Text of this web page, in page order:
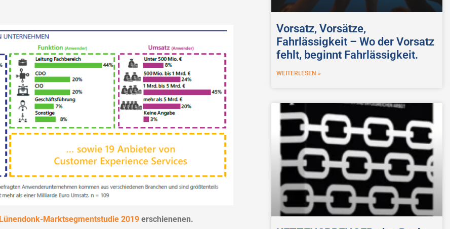
Lünendonk-Marktsegmentstudie 2019erschienenen.
Vorsatz, Vorsätze,
Fahrlässigkeit – Wo der Vorsatz
fehlt, beginnt Fahrlässigkeit.
WEITERLESEN »